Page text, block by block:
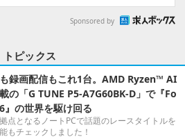
Sponsored by
トピックス
録画配信もこれ1台。AMD Ryzen™ AI
の「G TUNE P5-A7G60BK-D」で『Fo
の世界を駆け回る
点となるノートPCで話題のレースタイトルを
もチェックしました！